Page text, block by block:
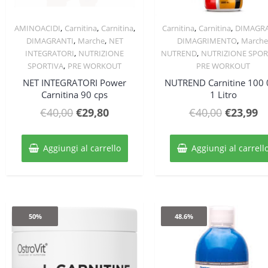
Quick View
AMINOACIDI, Carnitina, Carnitina,
DIMAGRANTI, Marche, NET
INTEGRATORI, NUTRIZIONE
SPORTIVA, PRE WORKOUT
NET INTEGRATORI Power
Carnitina 90 cps
€40,00 Il
originale
era:
€29,80Il
attuale
è:
Aggiungi al carrello
Quick View
Carnitina, Carnitina,
DIMAGRIMENTO, Marche
NUTREND, NUTRIZIONE
PRE WORKOUT
NUTREND Carnitine 100
1 Litro
€40,00 Il
originale
era:
€23,99Il
è:
Aggiungi al
50% 48.6%